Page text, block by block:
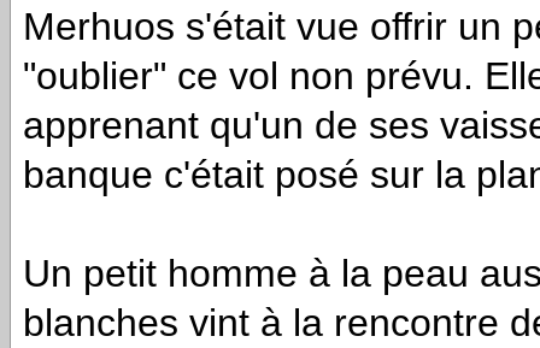
Merhuos s'était vue offrir un
"oublier" ce vol non prévu.
apprenant qu'un de ses
banque c'était posé sur la
Un petit homme à la peau
blanches vint à la rencontre